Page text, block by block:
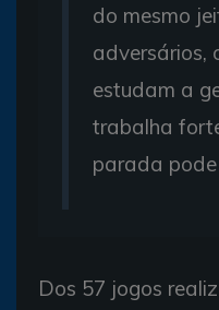
do mesmo
adversários,
estudam a
trabalha
parada
Dos 57 jogos